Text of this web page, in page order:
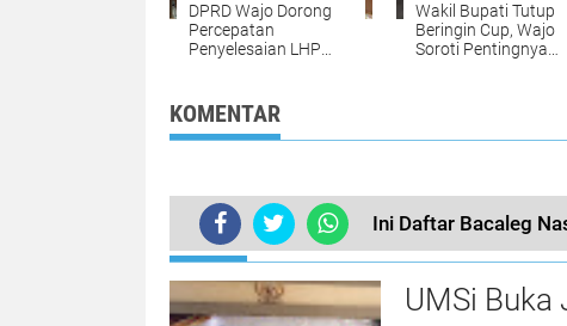
DPRD Wajo Dorong
Percepatan
Penyelesaian LHP
Wakil Bupati Tutup
Beringin Cup, Wajo
Soroti Pentingnya
KOMENTAR
Ini Daftar Bacaleg
TERKINI
UMSi Buka